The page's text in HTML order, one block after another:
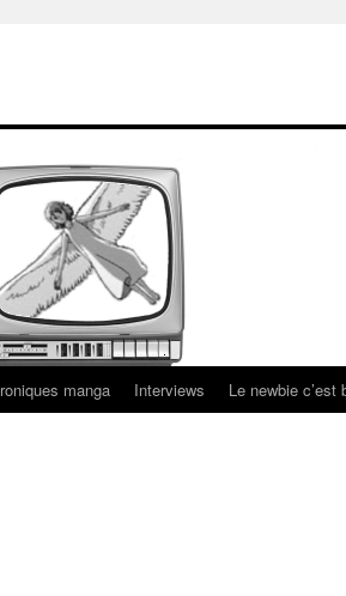
manga Interviews Le newbie c’est